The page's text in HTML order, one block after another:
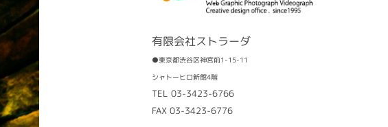
有限会社ストラーダ
●東京都渋谷区神宮前1-15-11
シャトーヒロ新館4階
TEL 03-3423-6766
FAX 03-3423-6776